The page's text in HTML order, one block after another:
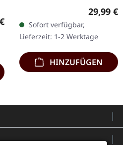
Preis:
21.10.2022, auf Supreme
Chaos Records. SCR-
exklusives Transparent
Rot/Schwarz/Weiß…
29,99 €
Sofort verfügbar,
Lieferzeit: 1-2 Werktage
HINZUFÜGEN